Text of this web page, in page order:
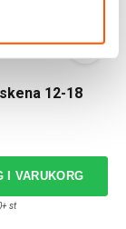
12-18
I VARUKORG
st